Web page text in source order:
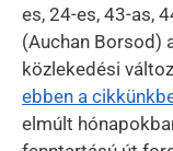
es, 24-es, 43-as,
(Auchan Borsod)
közlekedési
ebben a
elmúlt